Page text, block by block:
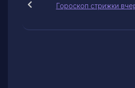
Гороскоп стрижки